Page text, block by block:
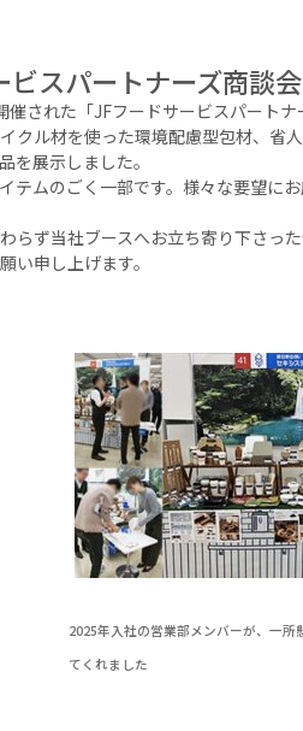
ビスパートナーズ商談
された「JFフードサービスパートナ
クル材を使った環境配慮型包材、省
を展示しました。
テムのごく一部です。様々な要望に
らず当社ブースへお立ち寄り下さっ
い申し上げます。
2025年入社の営業部メンバーが、一所
てくれました